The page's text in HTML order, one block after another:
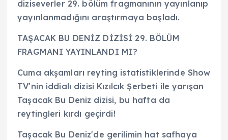
diziseverler 29. bölüm fragmanının yayınlanıp
yayınlanmadığını araştırmaya başladı.
TAŞACAK BU DENİZ DİZİSİ 29. BÖLÜM
FRAGMANI YAYINLANDI MI?
Cuma akşamları reyting istatistiklerinde Show
TV'nin iddialı dizisi Kızılcık Şerbeti ile yarışan
Taşacak Bu Deniz dizisi, bu hafta da
reytingleri kırdı geçirdi!
Taşacak Bu Deniz'de gerilimin hat safhaya